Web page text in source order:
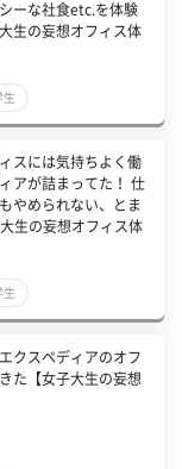
ーな社食etc.を体験
生の妄想オフィス体
生
スには気持ちよく働
アが詰まってた！ 仕
やめられない、とま
生の妄想オフィス体
生
クスペディアのオフ
た【女子大生の妄想